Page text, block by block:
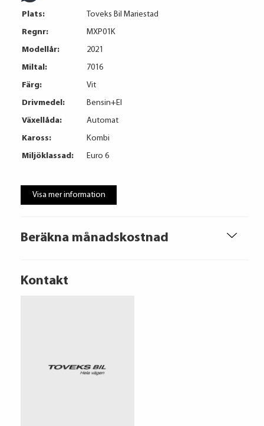
Beräkna månadskostnad
Plats:
Toveks Bil Mariestad
Regnr:
MXP01K
Modellår:
2021
Miltal:
7016
Färg:
Vit
Drivmedel:
Bensin+El
Växellåda:
Automat
Kaross:
Kombi
Miljöklassad:
Euro 6
Visa mer information
Kontakt